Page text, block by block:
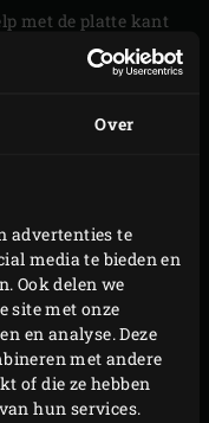
Over
advertenties te
media te bieden en
Ook delen we
site met onze
en analyse. Deze
met andere
of die ze hebben
hun services.
met de platte kant
kant tegen je
totdat het mes
de snijkant iets
open is, breek je
dat de
blijft zitten en
rondom de
onder de